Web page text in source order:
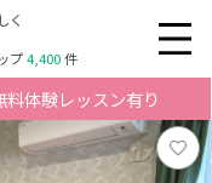
く
プ4,400件
料体験レッスン有り